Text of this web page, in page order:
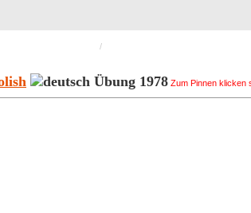
/
Übung 1978 Zum Pinnen klicken